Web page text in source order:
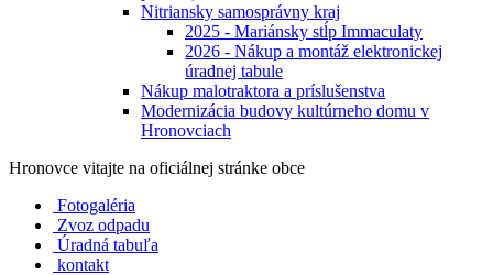
Nitriansky samosprávny kraj
2025 - Mariánsky stĺp Immaculaty
2026 - Nákup a montáž elektronickej
úradnej tabule
Nákup malotraktora a príslušenstva
Modernizácia budovy kultúrneho domu v
Hronovciach
Hronovce vitajte na oficiálnej stránke obce
Fotogaléria
Zvoz odpadu
Úradná tabuľa
kontakt